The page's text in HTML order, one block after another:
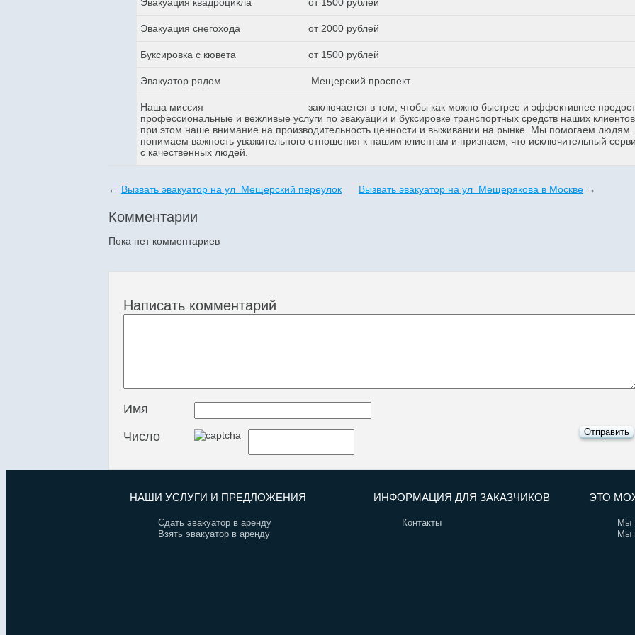
Эвакуация снегохода от 2000 рублей
Буксировка с кювета от 1500 рублей
Эвакуатор рядом Мещерский проспект
Наша миссия
заключается в том, чтобы как можно быстрее и эффективнее
профессиональные и вежливые услуги по эвакуации и буксировке транспортных средств наших
при этом наше внимание на производительность ценности и выживании на рынке. Мы помогаем
понимаем важность уважительного отношения к нашим клиентам и признаем, что исключительный
с качественных людей.
← Вызвать эвакуатор на ул Мещерский переулок Вызвать эвакуатор на ул Мещерякова в Москве →
Комментарии
Пока нет комментариев
Написать комментарий
Имя
Число
НАШИ УСЛУГИ И ПРЕДЛОЖЕНИЯ
Сдать эвакуатор в аренду
Взять эвакуатор в аренду
ИНФОРМАЦИЯ ДЛЯ ЗАКАЗЧИКОВ
Контакты
ЭТО
Мы
Мы